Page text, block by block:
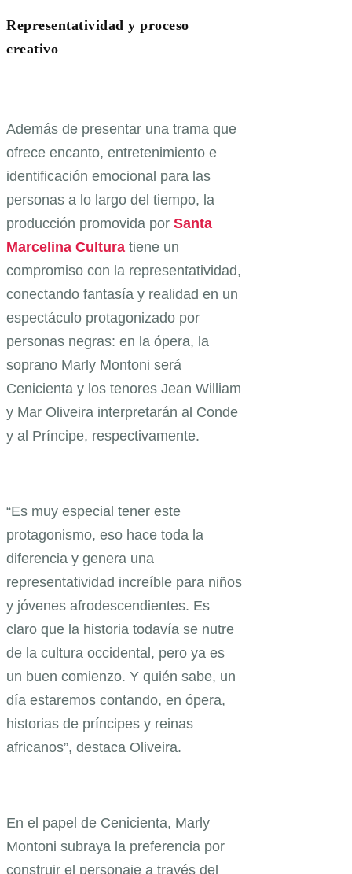
Representatividad y proceso
creativo
Además de presentar una trama que
ofrece encanto, entretenimiento e
identificación emocional para las
personas a lo largo del tiempo, la
producción promovida por Santa
Marcelina Cultura tiene un
compromiso con la representatividad,
conectando fantasía y realidad en un
espectáculo protagonizado por
personas negras: en la ópera, la
soprano Marly Montoni será
Cenicienta y los tenores Jean William
y Mar Oliveira interpretarán al Conde
y al Príncipe, respectivamente.
“Es muy especial tener este
protagonismo, eso hace toda la
diferencia y genera una
representatividad increíble para niños
y jóvenes afrodescendientes. Es
claro que la historia todavía se nutre
de la cultura occidental, pero ya es
un buen comienzo. Y quién sabe, un
día estaremos contando, en ópera,
historias de príncipes y reinas
africanos”, destaca Oliveira.
En el papel de Cenicienta, Marly
Montoni subraya la preferencia por
construir el personaje a través del